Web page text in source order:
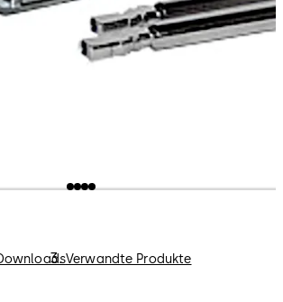
Verwandte Produkte